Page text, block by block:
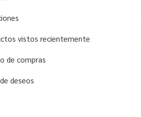
vistos recientemente
de compras
deseos